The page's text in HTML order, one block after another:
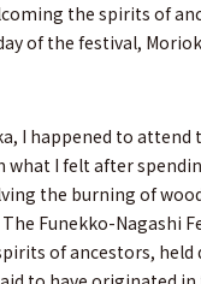
the spirits of
of the festival,
I happened to attend
I felt after
the burning of
Funekko-Nagashi
of ancestors, held